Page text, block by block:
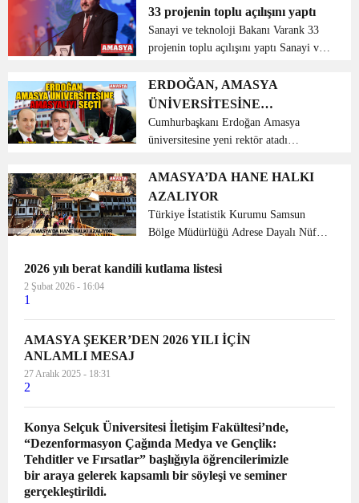
İstanbul ve Baybu...
33 projenin toplu açılışını yaptı
Sanayi ve teknoloji Bakanı Varank 33
projenin toplu açılışını yaptı Sanayi ve
Akdeniz kalkınma ajansı desteği ile
Antalya, Burdur ve Isparta’da
gerçekleşen 77 mily...
ERDOĞAN, AMASYA
ÜNİVERSİTESİNE
AMASYALIYI SEÇTİ
Cumhurbaşkanı Erdoğan Amasya
üniversitesine yeni rektör atadı
Erdoğan’ın Amasya üniversitesine
rektör atamasına ilişkin karar Resmi
Gazetede yer aldı. Cumhurbaşkanı Re...
AMASYA’DA HANE HALKI
AZALIYOR
Türkiye İstatistik Kurumu Samsun
Bölge Müdürlüğü Adrese Dayalı Nüfus
yararlanarak “Amasya ili İstatistiklerle
2026 yılı berat kandili kutlama listesi
2 Şubat 2026 - 16:04
1
AMASYA ŞEKER’DEN 2026 YILI İÇİN
ANLAMLI MESAJ
27 Aralık 2025 - 18:31
2
Konya Selçuk Üniversitesi İletişim Fakültesi’nde,
“Dezenformasyon Çağında Medya ve Gençlik:
Tehditler ve Fırsatlar” başlığıyla öğrencilerimizle
bir araya gelerek kapsamlı bir söyleşi ve seminer
gerçekleştirildi.